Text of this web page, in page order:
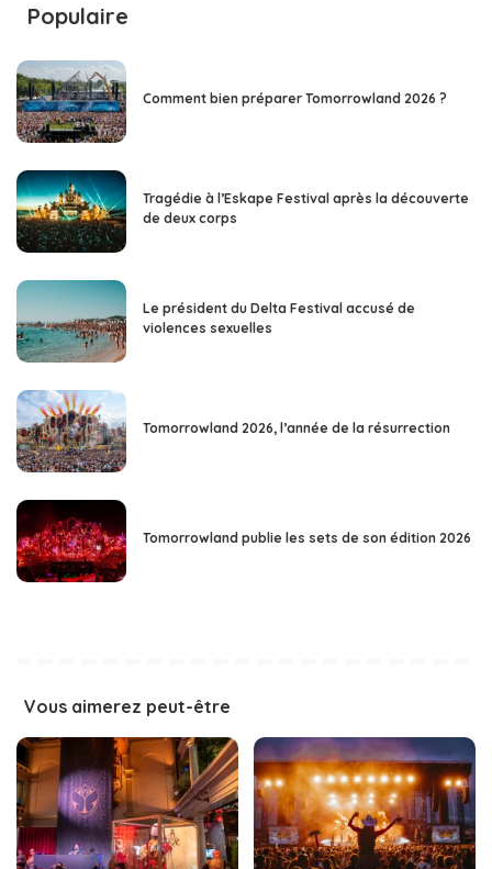
Populaire
Comment bien préparer Tomorrowland 2026 ?
Tragédie à l’Eskape Festival après la découverte
de deux corps
Le président du Delta Festival accusé de
violences sexuelles
Tomorrowland 2026, l’année de la résurrection
Tomorrowland publie les sets de son édition 2026
Vous aimerez peut-être